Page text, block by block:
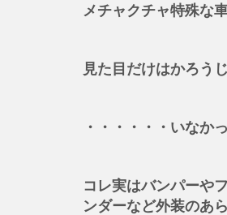
メチャクチャ特殊な
見た目だけはかろう
・・・・・・いなか
コレ実はバンパーや
ンダーなど外装のあ